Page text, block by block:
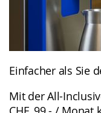
Einfacher als Sie
Mit der All-